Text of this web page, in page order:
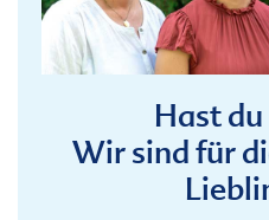
Hast du
Wir sind für